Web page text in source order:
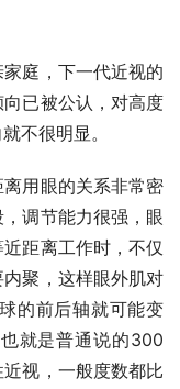
庭，下一代近视的
已被公认，对高度
不很明显。
离用眼的关系非常密
调节能力很强，眼
距离工作时，不仅
聚，这样眼外肌对
的前后轴就可能变
就是普通说的300
视，一般度数都比